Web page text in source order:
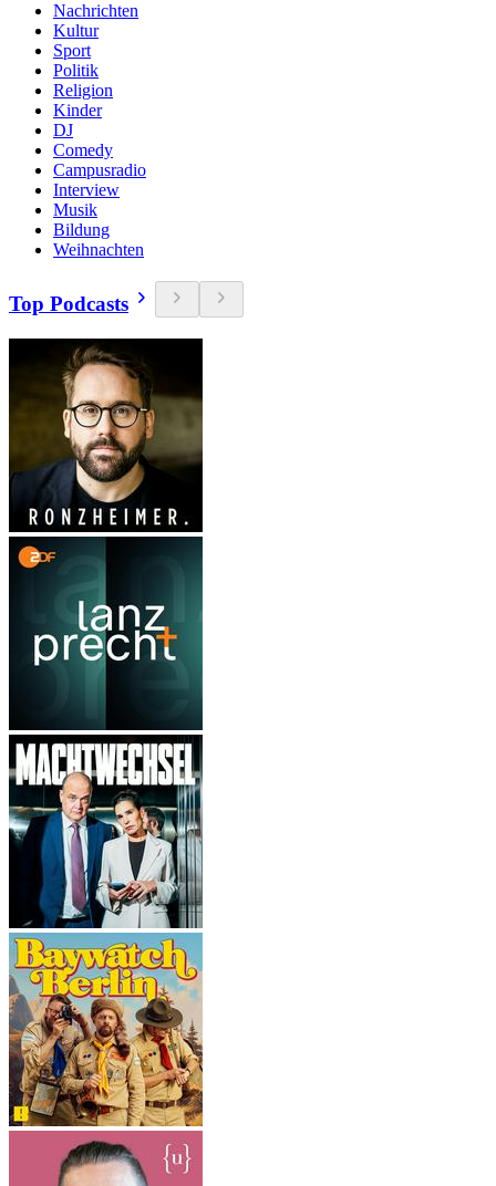
Nachrichten
Kultur
Sport
Politik
Religion
Kinder
DJ
Comedy
Campusradio
Interview
Musik
Bildung
Weihnachten
Top Podcasts